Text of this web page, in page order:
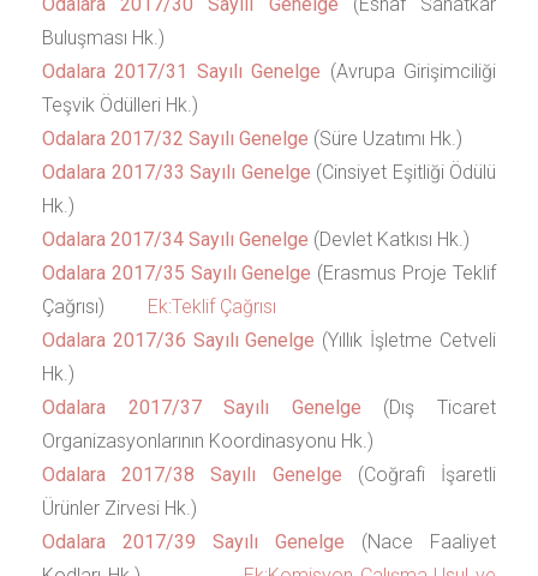
Buluşması Hk.)
Odalara 2017/31 Sayılı Genelge (Avrupa Girişimciliği
Teşvik Ödülleri Hk.)
Odalara 2017/32 Sayılı Genelge (Süre Uzatımı Hk.)
Odalara 2017/33 Sayılı Genelge (Cinsiyet Eşitliği Ödülü
Hk.)
Odalara 2017/34 Sayılı Genelge (Devlet Katkısı Hk.)
Odalara 2017/35 Sayılı Genelge (Erasmus Proje Teklif
Çağrısı) Ek:Teklif Çağrısı
Odalara 2017/36 Sayılı Genelge (Yıllık İşletme Cetveli
Hk.)
Odalara 2017/37 Sayılı Genelge (Dış Ticaret
Organizasyonlarının Koordinasyonu Hk.)
Odalara 2017/38 Sayılı Genelge (Coğrafi İşaretli
Ürünler Zirvesi Hk.)
Odalara 2017/39 Sayılı Genelge (Nace Faaliyet